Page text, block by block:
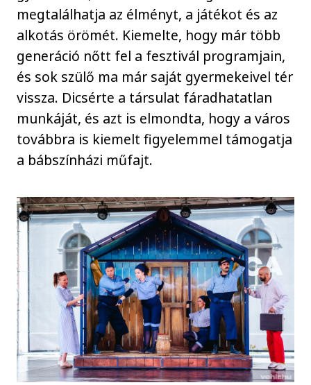
megtalálhatja az élményt, a játékot és az
alkotás örömét. Kiemelte, hogy már több
generáció nőtt fel a fesztivál programjain,
és sok szülő ma már saját gyermekeivel tér
vissza. Dicsérte a társulat fáradhatatlan
munkáját, és azt is elmondta, hogy a város
továbbra is kiemelt figyelemmel támogatja
a bábszínházi műfajt.